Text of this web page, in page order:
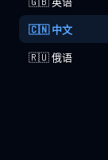
🇨🇳 中文
🇷🇺 俄语